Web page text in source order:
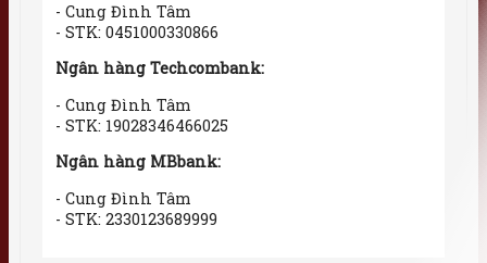
- Cung Đình Tâm
- STK: 0451000330866
Ngân hàng Techcombank:
- Cung Đình Tâm
- STK: 19028346466025
Ngân hàng MBbank:
- Cung Đình Tâm
- STK: 2330123689999